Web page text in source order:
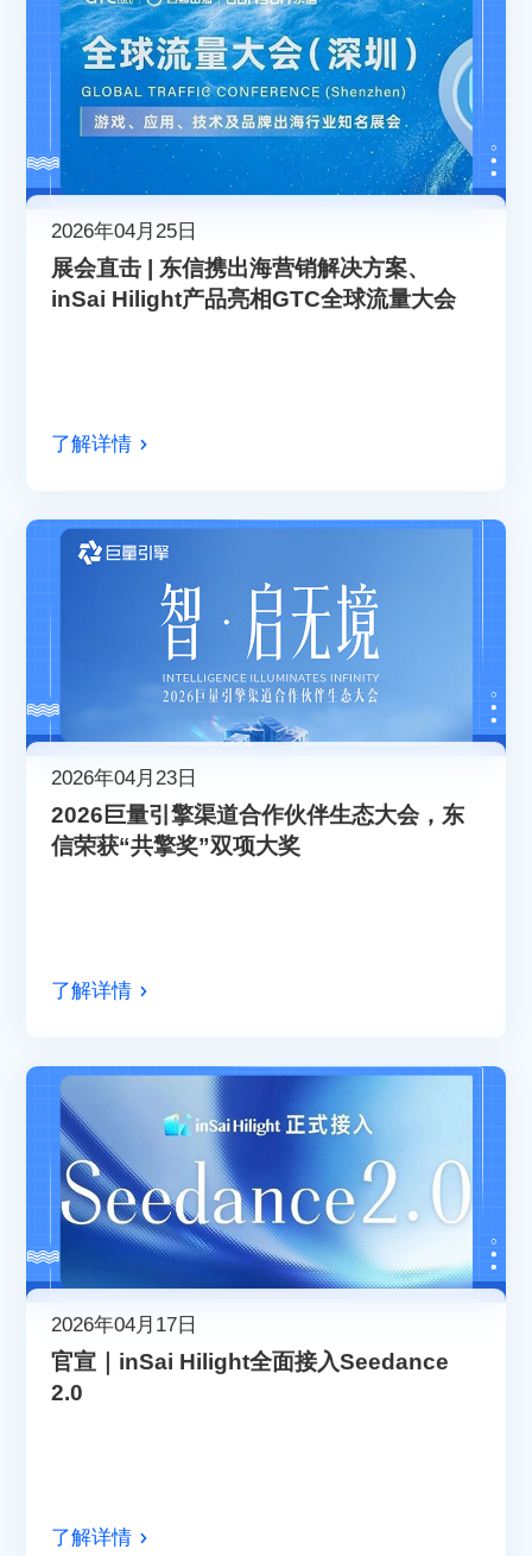
2026年04月25日
展会直击 | 东信携出海营销解决方案、
inSai Hilight产品亮相GTC全球流量大会
了解详情
2026年04月23日
2026巨量引擎渠道合作伙伴生态大会，东
信荣获“共擎奖”双项大奖
了解详情
2026年04月17日
官宣｜inSai Hilight全面接入Seedance
2.0
了解详情